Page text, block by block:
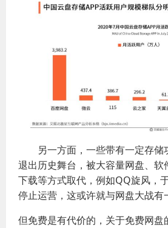
另一方面，一些带有一定存
退出历史舞台，被大容量网盘、软
下载等方式取代，例如QQ旋风，
停止运营，这或许就与网盘大战有
但免费是有代价的，关于免费网盘